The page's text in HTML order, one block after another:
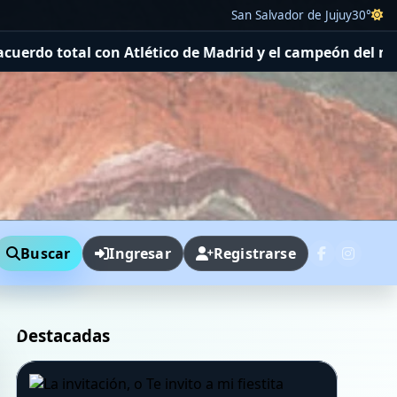
San Salvador de Jujuy30°
Atlético de Madrid y el campeón del mundo llega por
Buscar Ingresar Registrarse
Destacadas